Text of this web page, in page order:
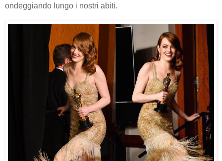
ondeggiando lungo i nostri abiti.